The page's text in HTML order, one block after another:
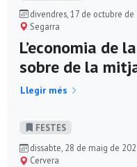
divendres, 17 de octubre de
Segarra
L’economia de
sobre de la
Llegir més
FESTES
dissabte, 28 de maig de
Cervera